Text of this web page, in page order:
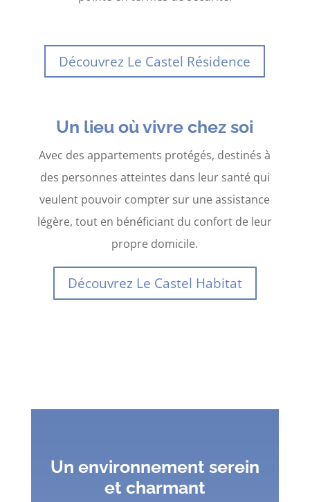
Découvrez Le Castel Résidence
Un lieu où vivre chez soi
Avec des appartements protégés, destinés à
des personnes atteintes dans leur santé qui
veulent pouvoir compter sur une assistance
légère, tout en bénéficiant du confort de leur
propre domicile.
Découvrez Le Castel Habitat
Un environnement serein
et charmant